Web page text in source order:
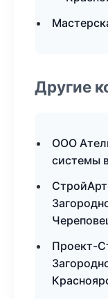
Другие
ООО
системы
Проект-